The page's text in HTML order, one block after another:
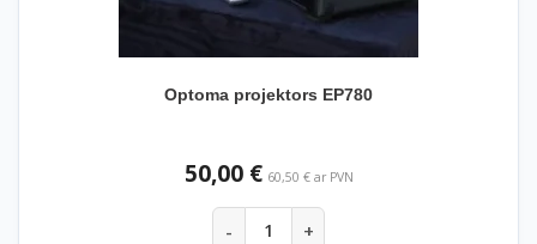
Optoma projektors EP780
50,00 € 60,50 € ar PVN
- +